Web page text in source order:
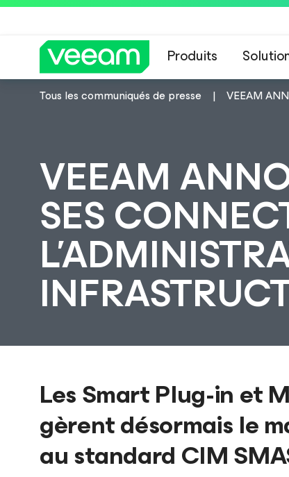
Produits
Tous les communiqués de presse VEEAM
VEEAM
SES
Les Smart Plug-in et
gèrent désormais le
au standard CIM